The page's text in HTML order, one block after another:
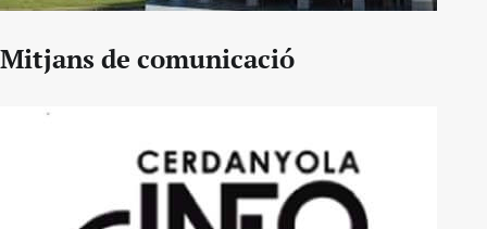
Mitjans de comunicació